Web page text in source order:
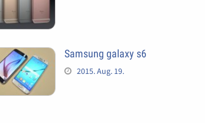
Samsung galaxy s6
2015. Aug. 19.